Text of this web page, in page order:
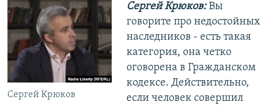
Сергей Крюков
Сергей Крюков:Вы
говорите про недостойных
наследников - есть такая
категория, она четко
оговорена в Гражданском
кодексе. Действительно,
если человек совершил